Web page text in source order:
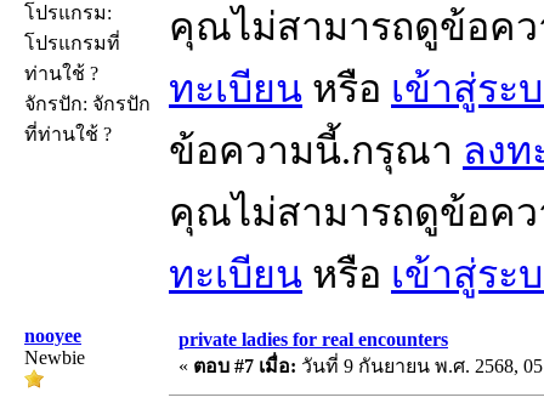
โปรแกรม:
โปรแกรมที่
ท่านใช้ ?
จักรปัก: จักรปัก
ที่ท่านใช้ ?
คุณไม่สามารถดูข้อค
ทะเบียน หรือ เข้าสู่ระ
ข้อความนี้.กรุณา ลงท
คุณไม่สามารถดูข้อค
ทะเบียน หรือ เข้าสู่ระ
nooyee
Newbie
private ladies for real encounters
« ตอบ #7 เมื่อ: วันที่ 9 กันยายน พ.ศ. 2568,